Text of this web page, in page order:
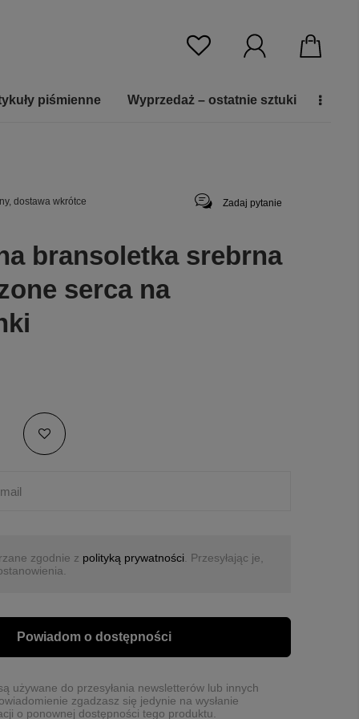
piśmienne Wyprzedaż – ostatnie sztuki
dostawa wkrótce Zadaj pytanie
bransoletka srebrna
serca na
zgodnie z polityką prywatności . Przesyłając je,
Powiadom o dostępności
używane do przesyłania newsletterów lub innych
zgadzasz się jedynie na wysłanie
o ponownej dostępności tego produktu.